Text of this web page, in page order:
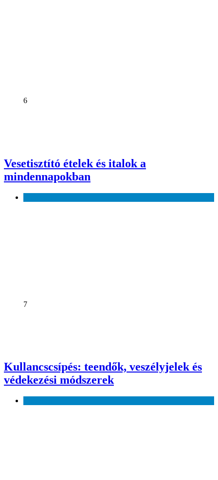
6
Vesetisztító ételek és italok a
mindennapokban
7
Kullancscsípés: teendők, veszélyjelek és
védekezési módszerek